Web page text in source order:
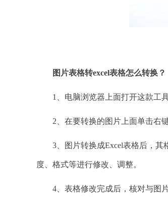
图片表格转excel表格怎么转换？
1、电脑浏览器上面打开这款工
2、在要转换的图片上面单击右键
3、图片转换成Excel表格后，其
度、格式等进行修改、调整。
4、表格修改完成后，核对与图片